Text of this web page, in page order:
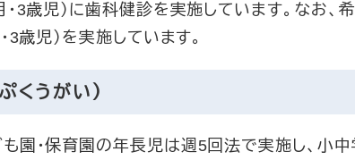
3歳児）に歯科健診を実施しています。なお、
3歳児）を実施しています。
くうがい）
園・保育園の年長児は週5回法で実施し、小